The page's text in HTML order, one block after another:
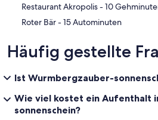
‪Restaurant Akropolis - ‬10
‪Roter Bär - ‬15 Autominuten
Häufig gestellte
Ist Wurmbergzauber-
Wie viel kostet ein Aufenthalt
sonnenschein?